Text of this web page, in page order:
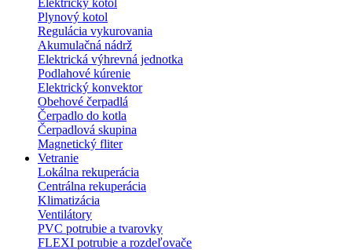
Elektrický kotol
Plynový kotol
Regulácia vykurovania
Akumulačná nádrž
Elektrická výhrevná jednotka
Podlahové kúrenie
Elektrický konvektor
Obehové čerpadlá
Čerpadlo do kotla
Čerpadlová skupina
Magnetický fliter
Vetranie
Lokálna rekuperácia
Centrálna rekuperácia
Klimatizácia
Ventilátory
PVC potrubie a tvarovky
FLEXI potrubie a rozdeľovače